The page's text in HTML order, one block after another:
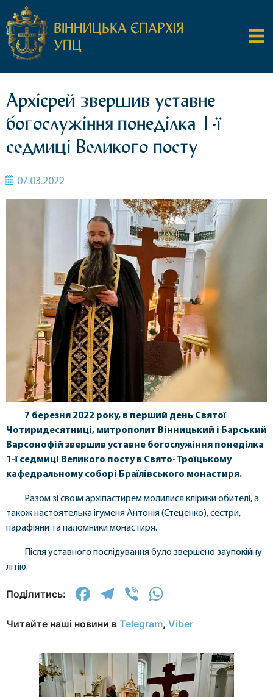
ВІННИЦЬКА ЄПАРХІЯ
УПЦ
Архієрей звершив уставне
богослужіння понеділка 1-ї
седмиці Великого посту
07.03.2022
7 березня 2022 року, в перший день Святої
Чотиридесятниці, митрополит Вінницький і Барський
Варсонофій звершив уставне богослужіння понеділка
1-ї седмиці Великого посту в Свято-Троїцькому
кафедральному соборі Браїлівського монастиря.
Разом зі своїм архіпастирем молилися клірики обителі, а
також настоятелька ігуменя Антонія (Стеценко), сестри,
парафіяни та паломники монастиря.
Після уставного послідування було звершено заупокійну
літію.
Поділитись: Facebook
Telegram
Viber
Читайте наші новини в Telegram, Viber